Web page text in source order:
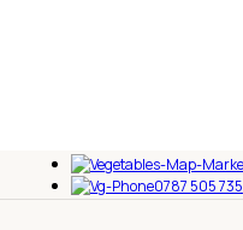
0787 505 735